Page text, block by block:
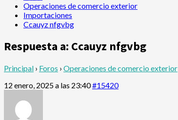
Operaciones de comercio exterior
Importaciones
Ccauyz nfgvbg
Respuesta a: Ccauyz nfgvbg
Principal › Foros › Operaciones de comercio exterior
12 enero, 2025 a las 23:40#15420